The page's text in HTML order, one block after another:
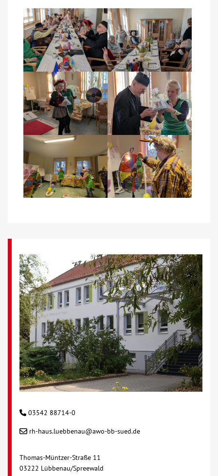
03542 88714-0
rh-haus.luebbenau@awo-bb-sued.de
Thomas-Müntzer-Straße 11
03222 Lübbenau/Spreewald